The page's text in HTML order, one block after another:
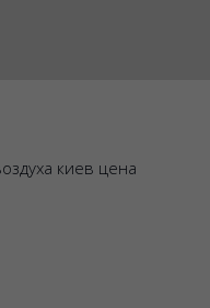
киев цена